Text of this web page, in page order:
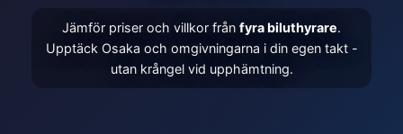
Jämför priser och villkor från fyra biluthyrare.
Upptäck Osaka och omgivningarna i din egen takt -
utan krångel vid upphämtning.